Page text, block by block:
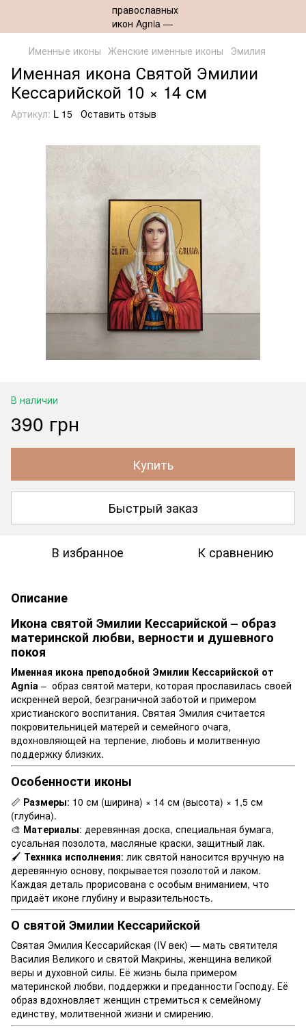
Именные иконы Женские именные иконы Эмилия
Именная икона Святой Эмилии
Кессарийской 10 × 14 см
Артикул: L 15 Оставить отзыв
В наличии
390 грн
Купить
Быстрый заказ
В избранное К сравнению
Описание
Икона святой Эмилии Кессарийской – образ
материнской любви, верности и душевного
покоя
Именная икона преподобной Эмилии Кессарийской от
Agnia – образ святой матери, которая прославилась своей
искренней верой, безграничной заботой и примером
христианского воспитания. Святая Эмилия считается
покровительницей матерей и семейного очага,
вдохновляющей на терпение, любовь и молитвенную
поддержку близких.
Особенности иконы
📏 Размеры: 10 см (ширина) × 14 см (высота) × 1,5 см
(глубина).
🎨 Материалы: деревянная доска, специальная бумага,
сусальная позолота, масляные краски, защитный лак.
🖌 Техника исполнения: лик святой наносится вручную на
деревянную основу, покрывается позолотой и лаком.
Каждая деталь прорисована с особым вниманием, что
придаёт иконе глубину и выразительность.
О святой Эмилии Кессарийской
Святая Эмилия Кессарийская (IV век) — мать святителя
Василия Великого и святой Макрины, женщина великой
веры и духовной силы. Её жизнь была примером
материнской любви, поддержки и преданности Господу. Её
образ вдохновляет женщин стремиться к семейному
единству, молитвенной жизни и смирению.